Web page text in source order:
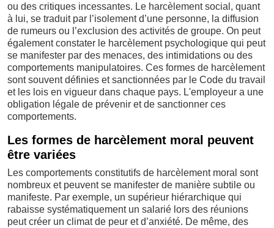
ou des critiques incessantes. Le harcèlement social, quant
à lui, se traduit par l’isolement d’une personne, la diffusion
de rumeurs ou l’exclusion des activités de groupe. On peut
également constater le harcèlement psychologique qui peut
se manifester par des menaces, des intimidations ou des
comportements manipulatoires. Ces formes de harcèlement
sont souvent définies et sanctionnées par le Code du travail
et les lois en vigueur dans chaque pays. L'employeur a une
obligation légale de prévenir et de sanctionner ces
comportements.
Les formes de harcèlement moral peuvent
être variées
Les comportements constitutifs de harcèlement moral sont
nombreux et peuvent se manifester de manière subtile ou
manifeste. Par exemple, un supérieur hiérarchique qui
rabaisse systématiquement un salarié lors des réunions
peut créer un climat de peur et d’anxiété. De même, des